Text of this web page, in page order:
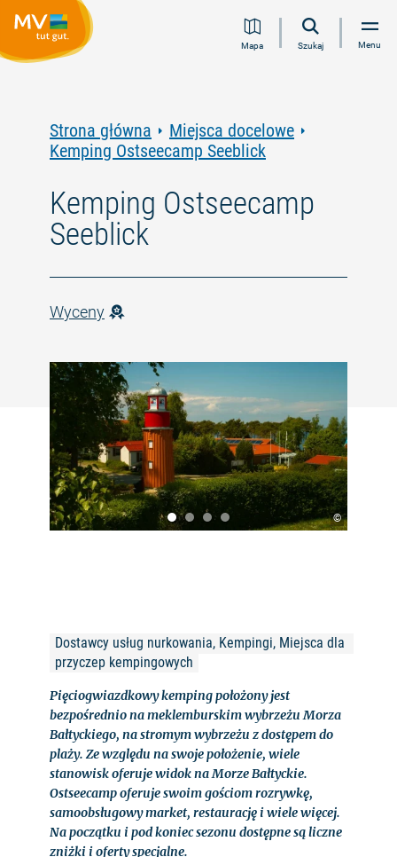
Przejdź
Przejdź
Przejdź
Przejdź
Mapa Szukaj Menu
Strona główna
Miejsca docelowe
Kemping Ostseecamp Seeblick
Kemping Ostseecamp
Seeblick
Wyceny
©
Dostawcy usług nurkowania, Kempingi, Miejsca dla
przyczep kempingowych
Pięciogwiazdkowy kemping położony jest
bezpośrednio na meklemburskim wybrzeżu Morza
Bałtyckiego, na stromym wybrzeżu z dostępem do
plaży. Ze względu na swoje położenie, wiele
stanowisk oferuje widok na Morze Bałtyckie.
Ostseecamp oferuje swoim gościom rozrywkę,
samoobsługowy market, restaurację i wiele więcej.
Na początku i pod koniec sezonu dostępne są liczne
zniżki i oferty specjalne.